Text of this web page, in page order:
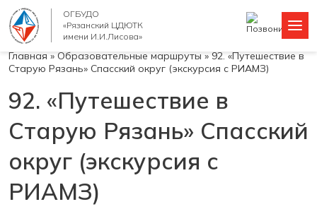
ОГБУДО
«Рязанский ЦДЮТК
имени И.И.Лисова»
Главная » Образовательные маршруты » 92. «Путешествие в
Старую Рязань» Спасский округ (экскурсия с РИАМЗ)
92. «Путешествие в
Старую Рязань» Спасский
округ (экскурсия с
РИАМЗ)